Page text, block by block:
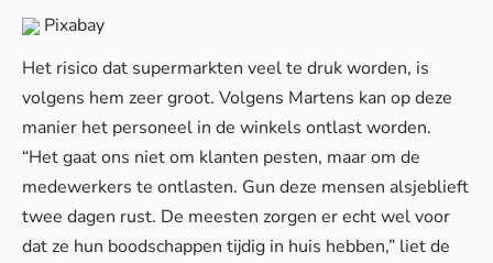
Pixabay
Het risico dat supermarkten veel te druk worden, is
volgens hem zeer groot. Volgens Martens kan op deze
manier het personeel in de winkels ontlast worden.
“Het gaat ons niet om klanten pesten, maar om de
medewerkers te ontlasten. Gun deze mensen alsjeblieft
twee dagen rust. De meesten zorgen er echt wel voor
dat ze hun boodschappen tijdig in huis hebben,” liet de